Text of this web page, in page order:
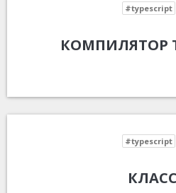
#typescript
КОМПИЛЯТОР
#typescript